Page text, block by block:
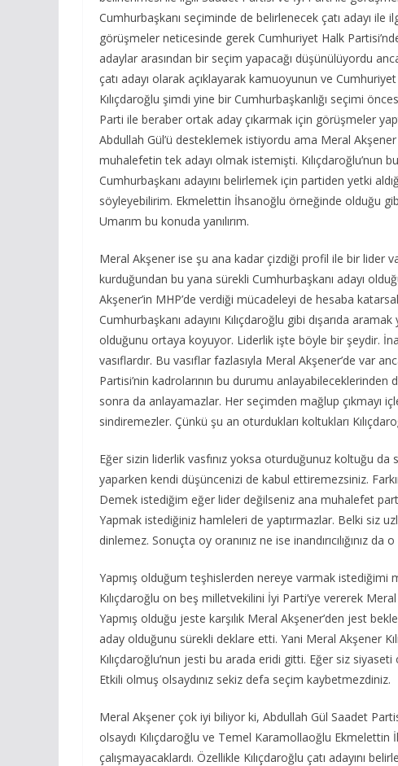
Cumhurbaşkanı seçiminde de belirlenecek çatı adayı ile
görüşmeler neticesinde gerek Cumhuriyet Halk
adaylar arasından bir seçim yapacağı düşünülüyordu
çatı adayı olarak açıklayarak kamuoyunun ve
Kılıçdaroğlu şimdi yine bir Cumhurbaşkanlığı seçimi
Parti ile beraber ortak aday çıkarmak için görüşmeler
Abdullah Gül’ü desteklemek istiyordu ama Meral
muhalefetin tek adayı olmak istemişti. Kılıçdaroğlu’nun
Cumhurbaşkanı adayını belirlemek için partiden yetki
söyleyebilirim. Ekmelettin İhsanoğlu örneğinde olduğu
Umarım bu konuda yanılırım.
Meral Akşener ise şu ana kadar çizdiği profil ile bir lider
kurduğundan bu yana sürekli Cumhurbaşkanı adayı
Akşener’in MHP’de verdiği mücadeleyi de hesaba
Cumhurbaşkanı adayını Kılıçdaroğlu gibi dışarıda
olduğunu ortaya koyuyor. Liderlik işte böyle bir şeydir.
vasıflardır. Bu vasıflar fazlasıyla Meral Akşener’de var
Partisi’nin kadrolarının bu durumu
sonra da anlayamazlar. Her seçimden mağlup çıkmayı
sindiremezler. Çünkü şu an oturdukları koltukları
Eğer sizin liderlik vasfınız yoksa oturduğunuz koltuğu da
yaparken kendi düşüncenizi de kabul ettiremezsiniz.
Demek istediğim eğer lider değilseniz ana muhalefet
Yapmak istediğiniz hamleleri de yaptırmazlar. Belki siz
dinlemez. Sonuçta oy oranınız ne ise inandırıcılığınız da
Yapmış olduğum teşhislerden nereye varmak istediğimi
Kılıçdaroğlu on beş milletvekilini İyi Parti’ye vererek
Yapmış olduğu jeste karşılık Meral Akşener’den jest
aday olduğunu sürekli deklare etti. Yani Meral Akşener
Kılıçdaroğlu’nun jesti bu arada eridi gitti. Eğer siz siyaseti
Etkili olmuş olsaydınız sekiz defa seçim kaybetmezdiniz.
Meral Akşener çok iyi biliyor ki, Abdullah Gül Saadet
olsaydı Kılıçdaroğlu ve Temel Karamollaoğlu
çalışmayacaklardı. Özellikle Kılıçdaroğlu çatı adayını